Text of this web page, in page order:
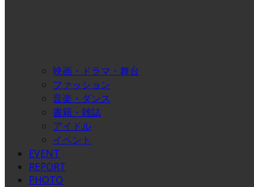
映画・ドラマ・舞台
ファッション
音楽・ダンス
書籍・雑誌
アイドル
イベント
EVENT
REPORT
PHOTO